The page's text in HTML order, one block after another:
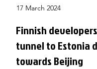
17 March 2024
Finnish
tunnel to Estonia
towards Beijing